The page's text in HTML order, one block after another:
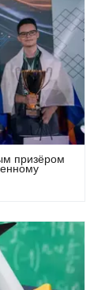
призёром